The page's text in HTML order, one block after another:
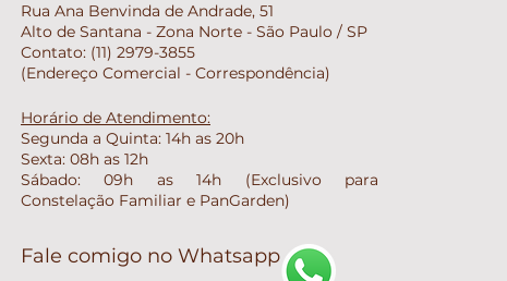
Rua Ana Benvinda de Andrade, 51
Alto de Santana - Zona Norte - São Paulo / SP
Contato: (11) 2979-3855
(Endereço Comercial - Correspondência)
Horário de Atendimento:
Segunda a Quinta: 14h as 20h
Sexta: 08h as 12h
Sábado: 09h as 14h (Exclusivo para
Constelação Familiar e PanGarden)
Fale comigo no Whatsapp